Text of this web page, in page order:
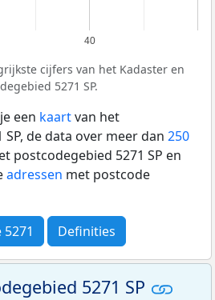
40
cijfers van het Kadaster en
5271 SP.
een kaartvan het
de data over meer dan 250
postcodegebied 5271 SP en
adressen met postcode
Definities
5271 SP